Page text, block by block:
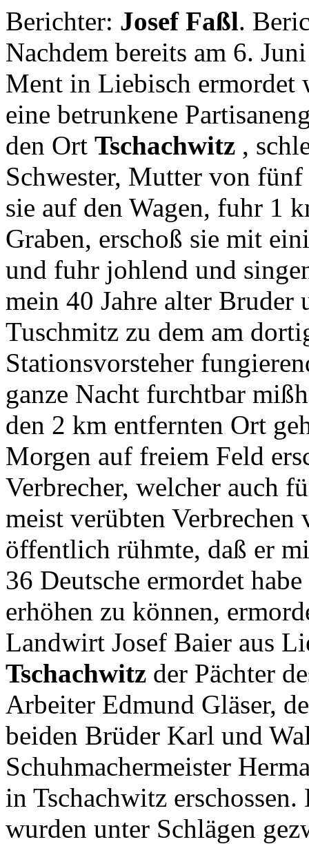
Berichter: Josef Faßl.
Nachdem bereits am 6.
Ment in Liebisch ermordet
eine betrunkene
den Ort Tschachwitz ,
Schwester, Mutter von
sie auf den Wagen, fuhr 1
Graben, erschoß sie mit
und fuhr johlend und
mein 40 Jahre alter Bruder
Tuschmitz zu dem am
Stationsvorsteher
ganze Nacht furchtbar
den 2 km entfernten Ort
Morgen auf freiem Feld
Verbrecher, welcher auch
meist verübten
öffentlich rühmte, daß er
36 Deutsche ermordet
erhöhen zu können,
Landwirt Josef Baier aus
Tschachwitz der Pächter
Arbeiter Edmund Gläser,
beiden Brüder Karl und
Schuhmachermeister
in Tschachwitz
wurden unter Schlägen